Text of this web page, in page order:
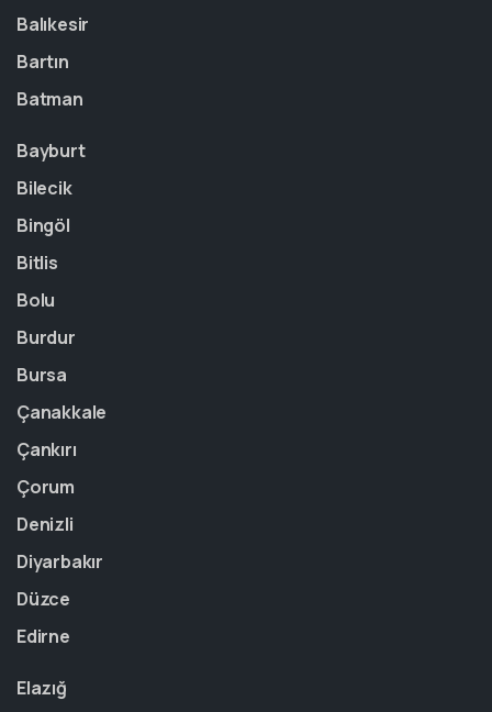
Balıkesir
Bartın
Batman
Bayburt
Bilecik
Bingöl
Bitlis
Bolu
Burdur
Bursa
Çanakkale
Çankırı
Çorum
Denizli
Diyarbakır
Düzce
Edirne
Elazığ